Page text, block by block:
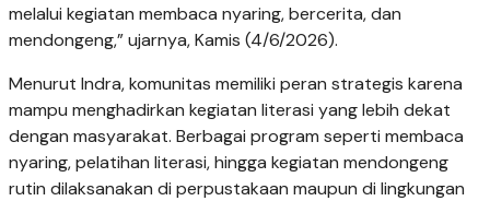
melalui kegiatan membaca nyaring, bercerita, dan
mendongeng,” ujarnya, Kamis (4/6/2026).
Menurut Indra, komunitas memiliki peran strategis karena
mampu menghadirkan kegiatan literasi yang lebih dekat
dengan masyarakat. Berbagai program seperti membaca
nyaring, pelatihan literasi, hingga kegiatan mendongeng
rutin dilaksanakan di perpustakaan maupun di lingkungan